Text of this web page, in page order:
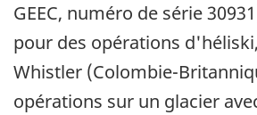
GEEC, numéro de série
pour des opérations
Whistler (Colombie-
opérations sur un glacier